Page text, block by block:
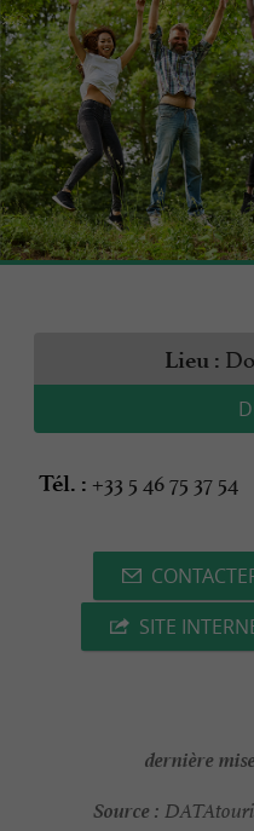
Lieu :
Tél. : +33 5 46 75 37 54
SITE
dernière
Source :